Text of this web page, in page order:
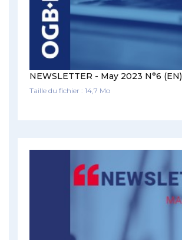
NEWSLETTER - May 2023 N°6 (EN)
Taille du fichier : 14,7 Mo